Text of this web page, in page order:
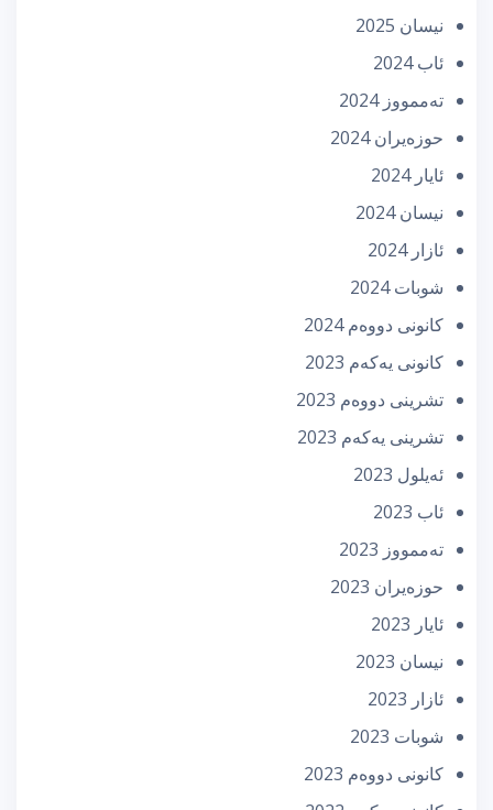
نیسان 2025
ئاب 2024
تەممووز 2024
حوزه‌یران 2024
ئایار 2024
نیسان 2024
ئازار 2024
شوبات 2024
كانونی دووه‌م 2024
كانونی یه‌كه‌م 2023
تشرینی دووه‌م 2023
تشرینی یه‌كه‌م 2023
ئه‌یلول 2023
ئاب 2023
تەممووز 2023
حوزه‌یران 2023
ئایار 2023
نیسان 2023
ئازار 2023
شوبات 2023
كانونی دووه‌م 2023